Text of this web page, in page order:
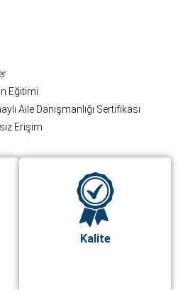
Eğitimi
Aile Danışmanlığı Sertifikası
Erişim
Kalite